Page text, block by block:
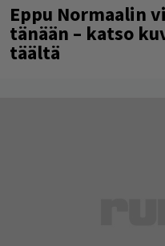
Eppu Normaalin
tänään – katso
täältä